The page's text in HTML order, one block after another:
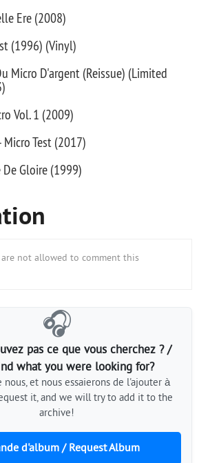
Ere (2008)
(1996) (Vinyl)
Micro D'argent (Reissue) (Limited
Vol. 1 (2009)
Test (2017)
Gloire (1999)
are not allowed to comment this
🎧
pas ce que vous cherchez ? /
what you were looking for?
nous, et nous essaierons de l'ajouter à
it, and we will try to add it to the
archive!
d'album / Request Album